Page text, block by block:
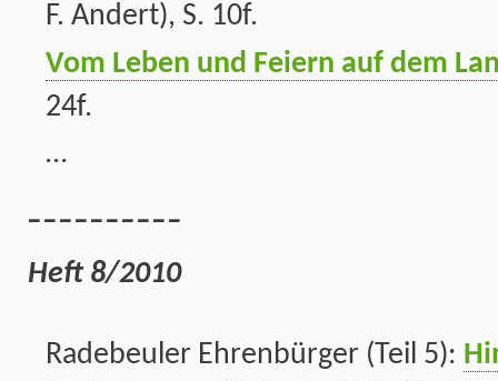
F. Andert), S. 10f.
Vom Leben und Feiern auf dem
24f.
…
Heft 8/2010
Radebeuler Ehrenbürger (Teil 5):